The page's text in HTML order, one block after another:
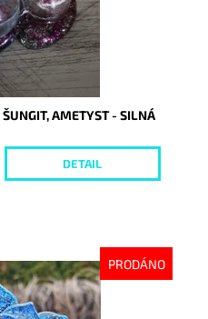
AMETYST - SILNÁ
DETAIL
PRODÁNO